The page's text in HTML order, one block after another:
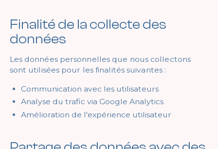
Finalité de la collecte des
données
Les données personnelles que nous collectons
sont utilisées pour les finalités suivantes :
Communication avec les utilisateurs
Analyse du trafic via Google Analytics
Amélioration de l'expérience utilisateur